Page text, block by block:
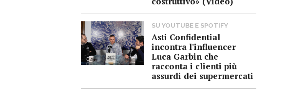
SU YOUTUBE E SPOTIFY
Asti Confidential
incontra l'influencer
Luca Garbin che
racconta i clienti più
assurdi dei supermercati